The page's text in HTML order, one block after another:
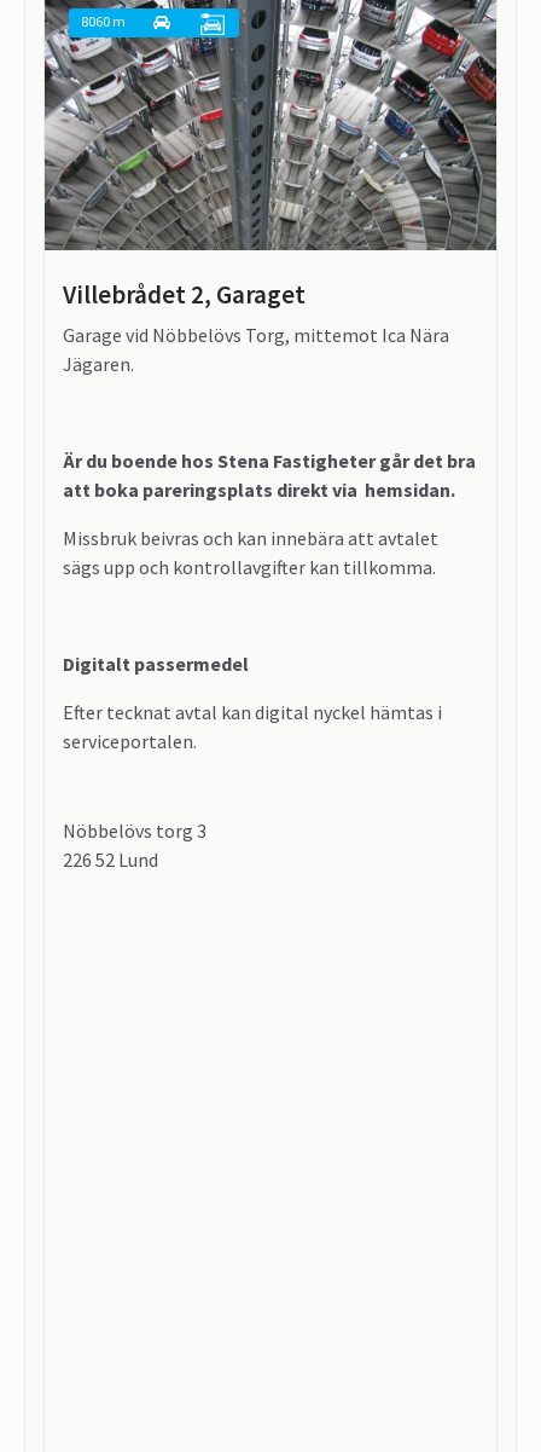
8060 m
Villebrådet 2, Garaget
Garage vid Nöbbelövs Torg, mittemot Ica Nära
Jägaren.
Är du boende hos Stena Fastigheter går det bra
att boka pareringsplats direkt via hemsidan.
Missbruk beivras och kan innebära att avtalet
sägs upp och kontrollavgifter kan tillkomma.
Digitalt passermedel
Efter tecknat avtal kan digital nyckel hämtas i
serviceportalen.
Nöbbelövs torg 3
226 52 Lund